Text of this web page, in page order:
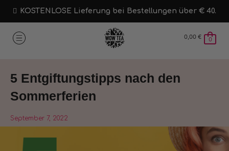
KOSTENLOSE Lieferung bei Bestellungen über € 40.
0,00 € 0
5 Entgiftungstipps nach den
Sommerferien
September 7, 2022